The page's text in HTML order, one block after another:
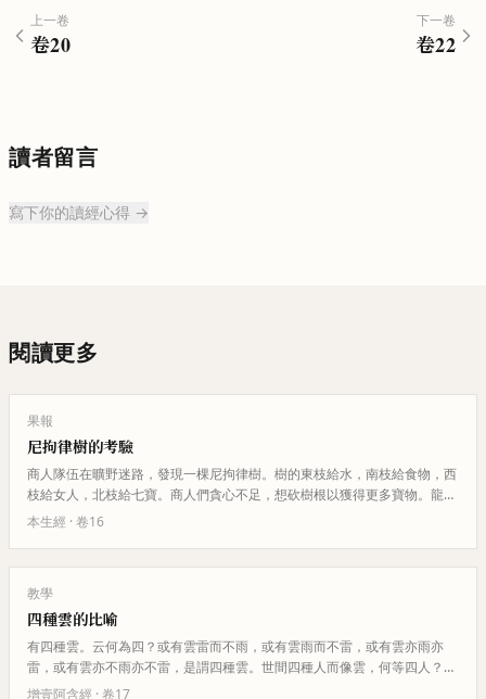
上一卷
卷20
下一卷
卷22
讀者留言
寫下你的讀經心得 →
閱讀更多
果報
尼拘律樹的考驗
商人隊伍在曠野迷路，發現一棵尼拘律樹。樹的東枝給水，南枝給食物，西
枝給女人，北枝給七寶。商人們貪心不足，想砍樹根以獲得更多寶物。龍王
為懲罰他們的貪心，除了隊長外…
本生經 · 卷16
教學
四種雲的比喻
有四種雲。云何為四？或有雲雷而不雨，或有雲雨而不雷，或有雲亦雨亦
雷，或有雲亦不雨亦不雷，是謂四種雲。世間四種人而像雲，何等四人？或
有比丘雷而不雨，或有比丘雨而不…
增壹阿含經 · 卷17